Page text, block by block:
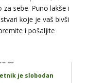
sebe. Puno lakše i
koje je vaš bivši
i pošaljite
min
je slobodan